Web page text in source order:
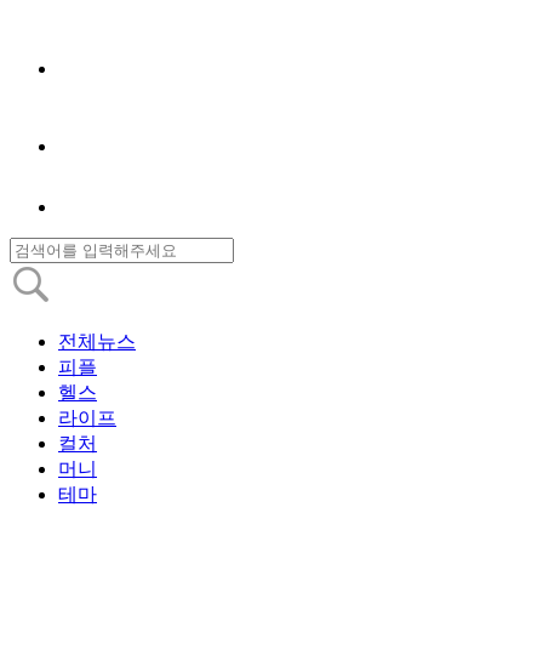
전체뉴스
피플
헬스
라이프
컬처
머니
테마